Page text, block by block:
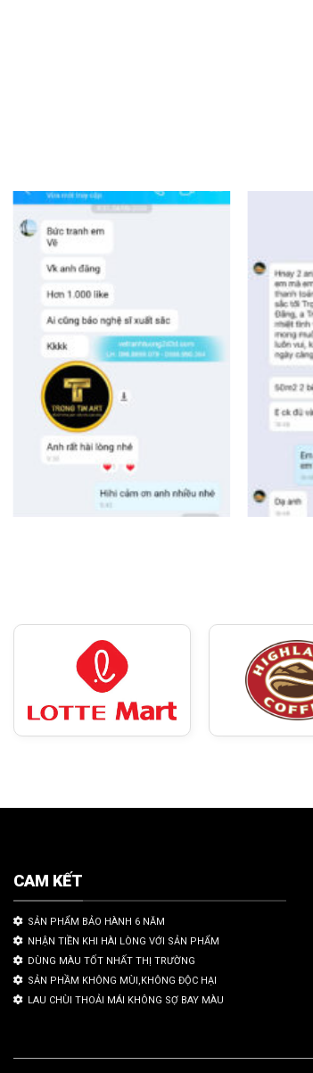
CAM KẾT
SẢN PHẨM BẢO HÀNH 6 NĂM
NHẬN TIỀN KHI HÀI LÒNG VỚI SẢN PHẨM
DÙNG MÀU TỐT NHẤT THỊ TRƯỜNG
SẢN PHẦM KHÔNG MÙI,KHÔNG ĐỘC HẠI
LAU CHÙI THOẢI MÁI KHÔNG SỢ BAY MÀU